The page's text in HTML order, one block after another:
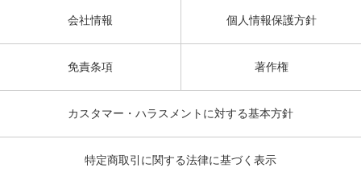
会社情報 個人情報保護方針
カスタマー・ハラスメントに対する基本方針
免責条項 著作権
特定商取引に関する法律に基づく表示